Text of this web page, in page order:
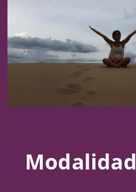
Modalidad